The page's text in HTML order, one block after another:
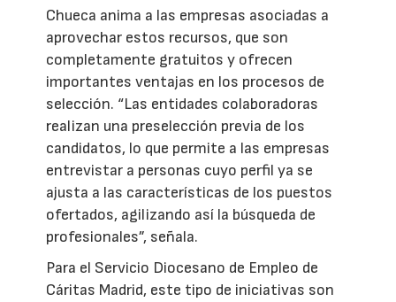
Chueca anima a las empresas asociadas a
aprovechar estos recursos, que son
completamente gratuitos y ofrecen
importantes ventajas en los procesos de
selección. “Las entidades colaboradoras
realizan una preselección previa de los
candidatos, lo que permite a las empresas
entrevistar a personas cuyo perfil ya se
ajusta a las características de los puestos
ofertados, agilizando así la búsqueda de
profesionales”, señala.
Para el Servicio Diocesano de Empleo de
Cáritas Madrid, este tipo de iniciativas son